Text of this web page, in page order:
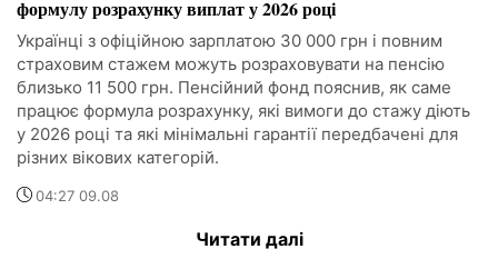
формулу розрахунку виплат у 2026 році
Українці з офіційною зарплатою 30 000 грн і повним
страховим стажем можуть розраховувати на пенсію
близько 11 500 грн. Пенсійний фонд пояснив, як саме
працює формула розрахунку, які вимоги до стажу діють
у 2026 році та які мінімальні гарантії передбачені для
різних вікових категорій.
04:27 09.08
Читати далі